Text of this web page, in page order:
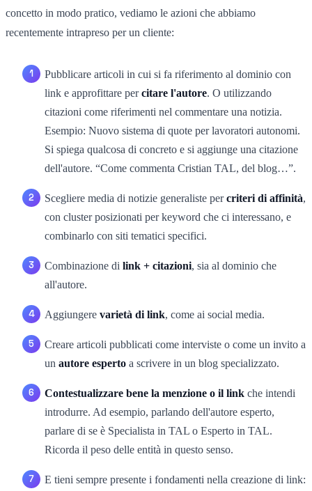
concetto in modo pratico, vediamo le azioni che abbiamo
recentemente intrapreso per un cliente:
Pubblicare articoli in cui si fa riferimento al dominio con
link e approfittare percitare l'autore. O utilizzando
citazioni come riferimenti nel commentare una notizia.
Esempio: Nuovo sistema di quote per lavoratori autonomi.
Si spiega qualcosa di concreto e si aggiunge una citazione
dell'autore. “Come commenta Cristian TAL, del blog…”.
Scegliere media di notizie generaliste percriteri di affinità,
con cluster posizionati per keyword che ci interessano, e
combinarlo con siti tematici specifici.
Combinazione di link + citazioni, sia al dominio che
all'autore.
Aggiungere varietà di link, come ai social media.
Creare articoli pubblicati come interviste o come un invito a
un autore esperto a scrivere in un blog specializzato.
Contestualizzare bene la menzione o il link che intendi
introdurre. Ad esempio, parlando dell'autore esperto,
parlare di se è Specialista in TAL o Esperto in TAL.
Ricorda il peso delle entità in questo senso.
E tieni sempre presente i fondamenti nella creazione di link: